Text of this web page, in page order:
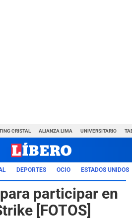
CRISTAL ALIANZA LIMA UNIVERSITARIO
DEPORTES OCIO ESTADOS UNIDOS
participar en
[FOTOS]